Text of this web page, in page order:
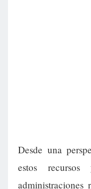
Desde una
estos
administraciones